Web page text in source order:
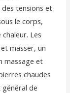
des tensions et
le corps,
Les
masser, un
massage et
chaudes
de